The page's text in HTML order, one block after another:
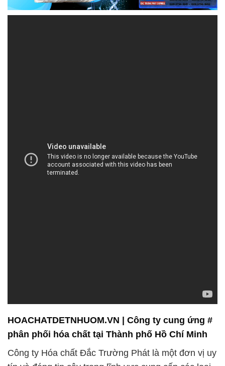
HOACHATDETNHUOM.VN | Công ty cung ứng #
phân phối hóa chất tại Thành phố Hồ Chí Minh
Công ty Hóa chất Đắc Trường Phát là một đơn vị uy